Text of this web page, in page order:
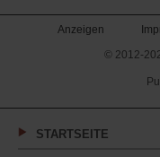
Anzeigen
© 2012-
STARTSEITE